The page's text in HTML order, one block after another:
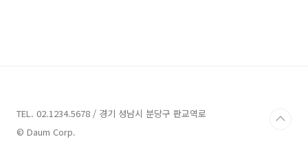
TEL. 02.1234.5678 / 경기 성남시 분당구 판교역로
© Daum Corp.